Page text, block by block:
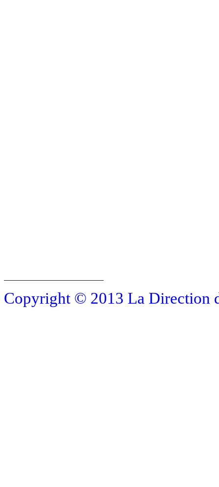
Copyright © 2013 La Direction